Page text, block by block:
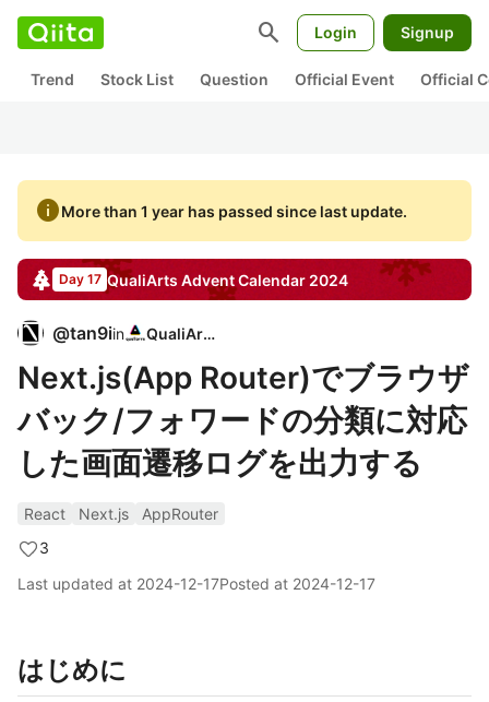
search Login Signup
Trend Stock List Question Official Event Official
infoMore than 1 year has passed since last update.
Day 17 QualiArts Advent Calendar 2024
@tan9iin QualiArts
Next.js(App Router)でブラウザ
バック/フォワードの分類に対応
した画面遷移ログを出力する
React Next.js
AppRouter
3
Last updated at 2024-12-17Posted at 2024-12-17
はじめに